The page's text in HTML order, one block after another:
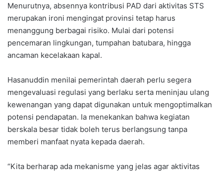
Menurutnya, absennya kontribusi PAD dari aktivitas STS
merupakan ironi mengingat provinsi tetap harus
menanggung berbagai risiko. Mulai dari potensi
pencemaran lingkungan, tumpahan batubara, hingga
ancaman kecelakaan kapal.
Hasanuddin menilai pemerintah daerah perlu segera
mengevaluasi regulasi yang berlaku serta meninjau ulang
kewenangan yang dapat digunakan untuk mengoptimalkan
potensi pendapatan. Ia menekankan bahwa kegiatan
berskala besar tidak boleh terus berlangsung tanpa
memberi manfaat nyata kepada daerah.
“Kita berharap ada mekanisme yang jelas agar aktivitas